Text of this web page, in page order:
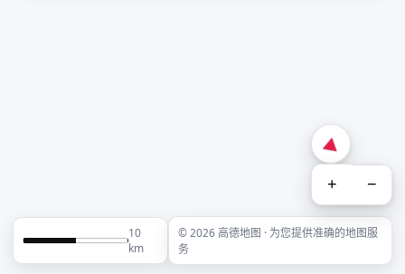
+ −
10
km
© 2026 高德地图 · 为您提供准确的地图服
务